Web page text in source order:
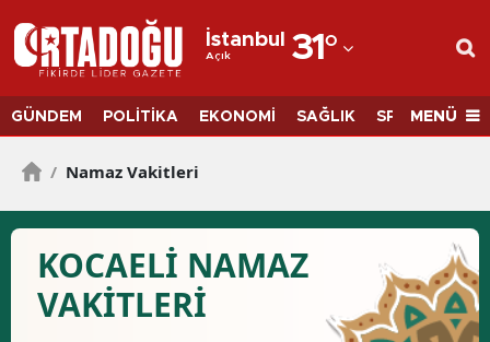
İstanbul
Açık 31°
Adana
Adıyaman
GÜNDEM POLİTİKA EKONOMİ SAĞLIK SPORMENÜ
/ Namaz Vakitleri
KOCAELI NAMAZ
VAKİTLERİ